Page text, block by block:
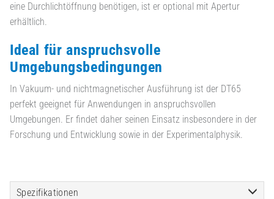
eine Durchlichtöffnung benötigen, ist er optional mit Apertur
erhältlich.
Ideal für anspruchsvolle
Umgebungsbedingungen
In Vakuum- und nichtmagnetischer Ausführung ist der DT65
perfekt geeignet für Anwendungen in anspruchsvollen
Umgebungen. Er findet daher seinen Einsatz insbesondere in der
Forschung und Entwicklung sowie in der Experimentalphysik.
Spezifikationen